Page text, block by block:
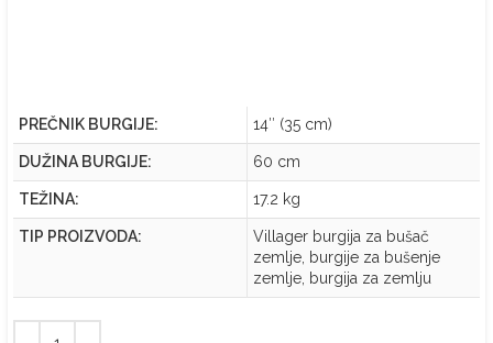
PREČNIK BURGIJE: 14″ (35 cm)
DUŽINA BURGIJE: 60 cm
TEŽINA: 17.2 kg
TIP PROIZVODA:
Villager burgija za bušač
zemlje, burgije za bušenje
zemlje, burgija za zemlju